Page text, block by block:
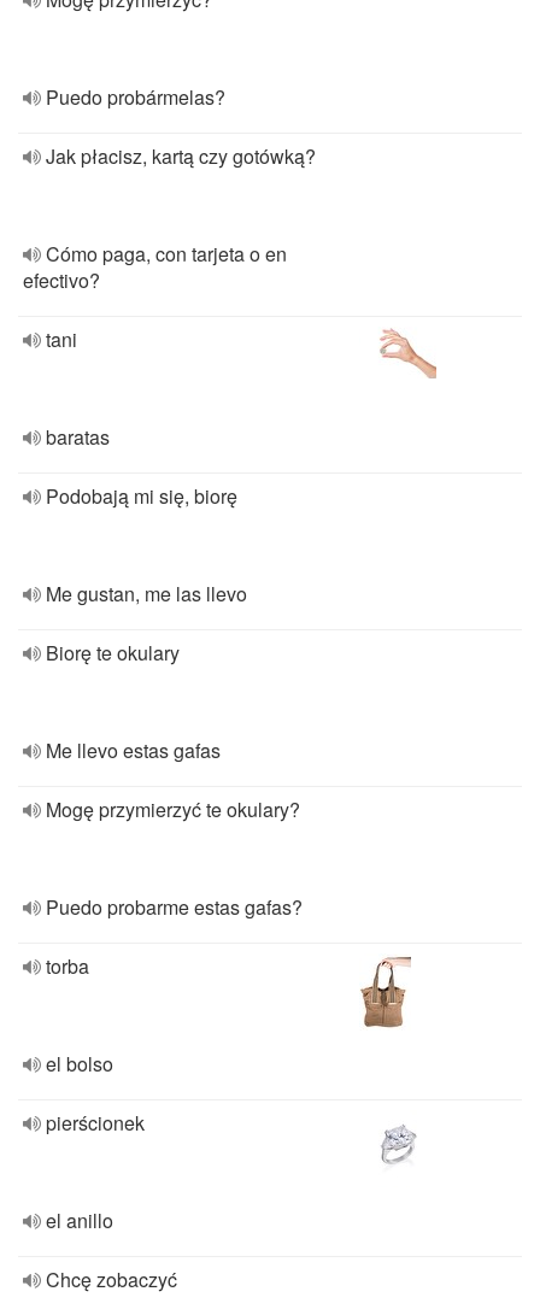
Puedo probármelas?
Jak płacisz, kartą czy gotówką?
Cómo paga, con tarjeta o en
efectivo?
tani
baratas
Podobają mi się, biorę
Me gustan, me las llevo
Biorę te okulary
Me llevo estas gafas
Mogę przymierzyć te okulary?
Puedo probarme estas gafas?
torba
el bolso
pierścionek
el anillo
Chcę zobaczyć